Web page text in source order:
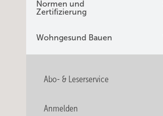
Normen und
Zertifizierung
Wohngesund Bauen
Abo- & Leserservice
Anmelden